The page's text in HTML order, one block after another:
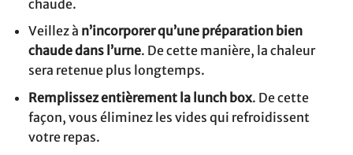
chaude.
Veillez à n’incorporer qu’une préparation bien
chaude dans l’urne. De cette manière, la chaleur
sera retenue plus longtemps.
Remplissez entièrement la lunch box. De cette
façon, vous éliminez les vides qui refroidissent
votre repas.